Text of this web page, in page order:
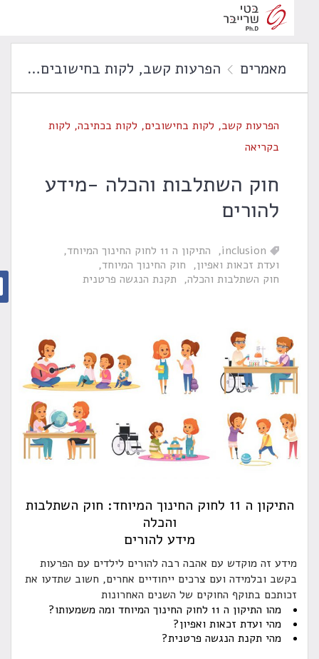
מאמרים הפרעות קשב,לקות בחישובים,לקות
הפרעות קשב,לקות בחישובים,לקות בכתיבה,לקות
בקריאה
חוק השתלבות והכלה -מידע
להורים
inclusion
התיקון ה 11 לחוק החינוך המיוחד
ועדת זכאות ואפיון
חוק החינוך המיוחד
חוק השתלבות והכלה
תקנת הנגשה פרטנית
התיקון ה 11 לחוק החינוך המיוחד: חוק השתלבות
והכלה
מידע להורים
זה מוקדש עם אהבה רבה להורים לילדים עם הפרעות
ובלמידה ועם צרכים ייחודיים אחרים, חשוב שתדעו את
בתוקף החוקים של השנים האחרונות
מהו התיקון ה 11 לחוק החינוך המיוחד ומה משמעותו?
מהי ועדת זכאות ואפיון?
מהי תקנת הנגשה פרטנית?